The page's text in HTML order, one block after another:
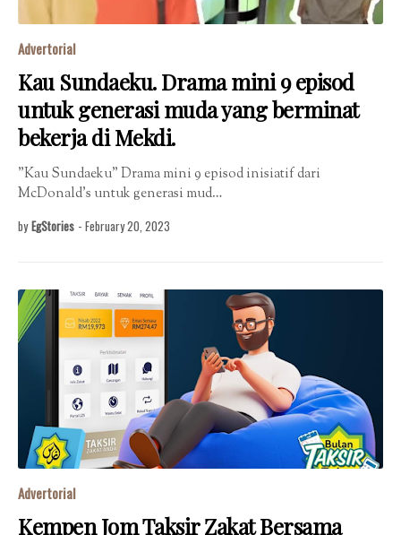
Advertorial
Kau Sundaeku. Drama mini 9 episod
untuk generasi muda yang berminat
bekerja di Mekdi.
"Kau Sundaeku" Drama mini 9 episod inisiatif dari
McDonald’s untuk generasi mud…
by EgStories - February 20, 2023
Advertorial
Kempen Jom Taksir Zakat Bersama